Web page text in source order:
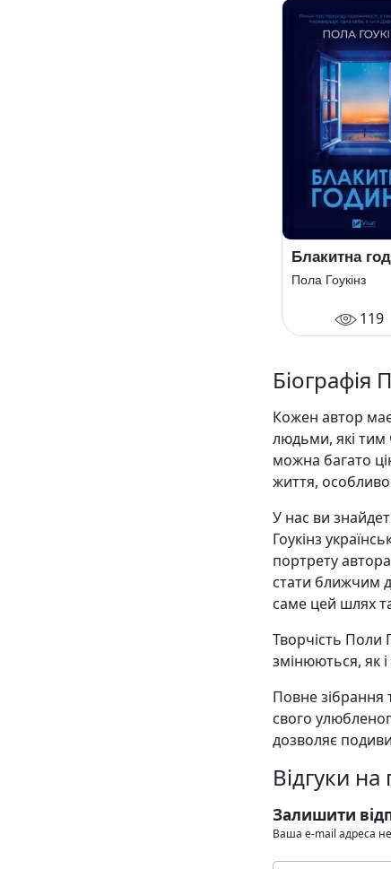
Блакитна
Пола Гоукінз
119
Біографія
Кожен автор
людьми, які тим
можна багато
життя,
У нас ви
Гоукінз
портрету
стати ближчим
саме цей шлях
Творчість Поли
змінюються, як
Повне зібрання
свого
дозволяє
Відгуки
Залишити
Ваша e-mail адреса